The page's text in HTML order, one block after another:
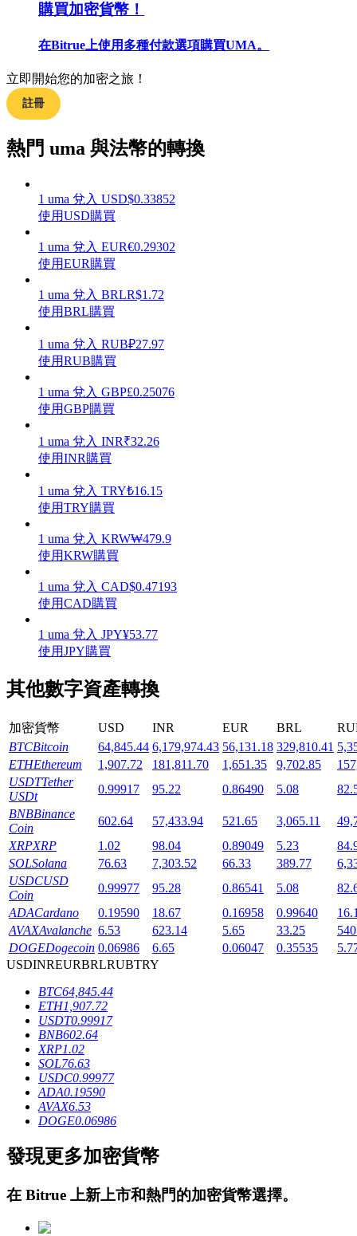
交易策略
學習如何保持盈利
增值寶
使您的資產穩定增值
機槍池
一鍵質押鎖定高收益
鎖倉BTR
輕鬆獲得多重福利
借貸寶
借貸數字貨幣，及時且安全的服務
購買加密貨幣！
在Bitrue上使用多種付款選項購買UMA。
立即開始您的加密之旅！
註冊
熱門 uma 與法幣的轉換
1 uma 兌入 USD$0.33852
使用USD購買
1 uma 兌入 EUR€0.29302
使用EUR購買
1 uma 兌入 BRLR$1.72
使用BRL購買
1 uma 兌入 RUB₽27.97
使用RUB購買
1 uma 兌入 GBP£0.25076
使用GBP購買
1 uma 兌入 INR₹32.26
使用INR購買
1 uma 兌入 TRY₺16.15
使用TRY購買
1 uma 兌入 KRW₩479.9
使用KRW購買
1 uma 兌入 CAD$0.47193
使用CAD購買
1 uma 兌入 JPY¥53.77
使用JPY購買
其他數字資產轉換
加密貨幣 USD INR EUR BRL
BTCBitcoin 64,845.44 6,179,974.43 56,131.18 329,810.41
ETHEthereum 1,907.72 181,811.70 1,651.35 9,702.85
USDTTether
USDt
0.99917 95.22 0.86490 5.08
BNBBinance
Coin
602.64 57,433.94 521.65 3,065.11
XRPXRP 1.02 98.04 0.89049 5.23
SOLSolana 76.63 7,303.52 66.33 389.77
USDCUSD
Coin
0.99977 95.28 0.86541 5.08
ADACardano 0.19590 18.67 0.16958 0.99640
AVAXAvalanche 6.53 623.14 5.65 33.25
DOGEDogecoin 0.06986 6.65 0.06047 0.35535
USDINREURBRLRUBTRY
BTC64,845.44
ETH1,907.72
USDT0.99917
BNB602.64
XRP1.02
SOL76.63
USDC0.99977
ADA0.19590
AVAX6.53
DOGE0.06986
發現更多加密貨幣
在 Bitrue 上新上市和熱門的加密貨幣選擇。